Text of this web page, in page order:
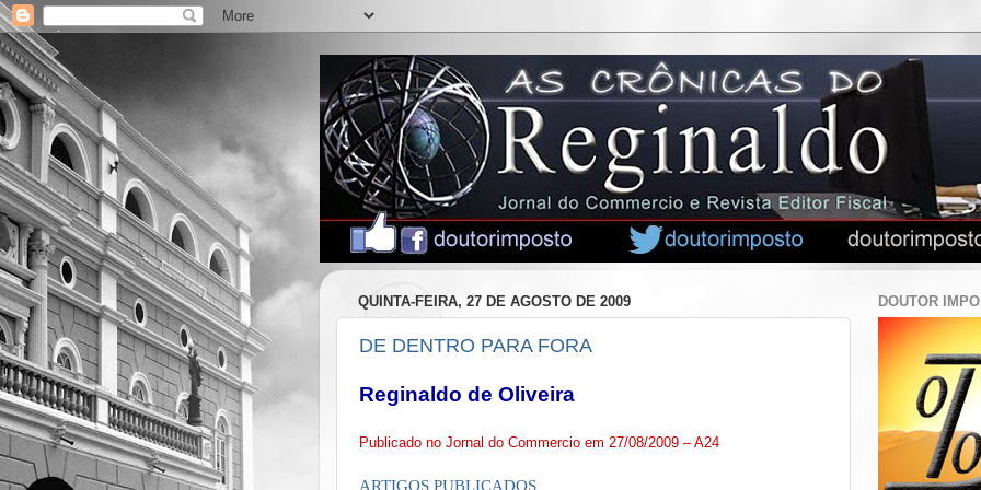
QUINTA-FEIRA, 27 DE AGOSTO DE 2009
DE DENTRO PARA FORA
Reginaldo de Oliveira
Publicado no Jornal do Commercio em 27/08/2009 – A24
ARTIGOS PUBLICADOS
DOUTOR